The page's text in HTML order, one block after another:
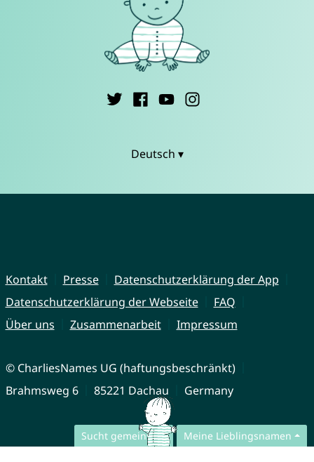
Sucht gemeinsam Meine Lieblingsnamen
Deutsch ▾
Kontakt Presse
Datenschutzerklärung der App
Datenschutzerklärung der Webseite
FAQ
Über uns
Zusammenarbeit Impressum
© CharliesNames UG (haftungsbeschränkt)
Brahmsweg 6
85221 Dachau Germany